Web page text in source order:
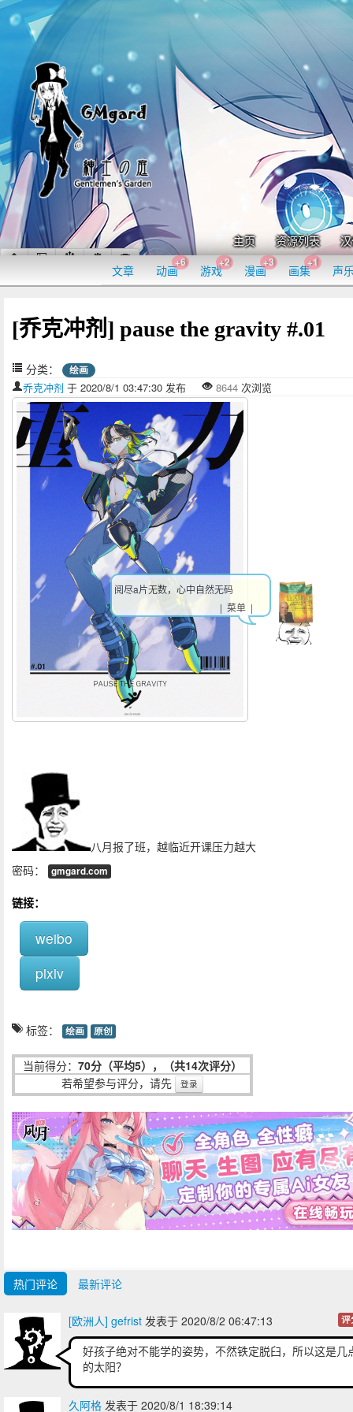
主页 资源列表
文章 动画
+6
游戏
+2
漫画
+3
画集
+1
声
[乔克冲剂] pause the gravity #.01
分类： 绘画
乔克冲剂 于 2020/8/1 03:47:30 发布 8644 次浏览
八月报了班，越临近开课压力越大
密码：
gmgard.com
链接：
weibo
pixiv
标签： 绘画 原创
当前得分： 70分（平均5），（共14次评分）
若希望参与评分，请先
登录
热门评论 最新评论
[欧洲人] gefrist 发表于 2020/8/2 06:47:13 评
好孩子绝对不能学的姿势，不然铁定脱臼，所以这是几
的太阳？
久阿格 发表于 2020/8/1 18:39:14
阅尽a片无数，心中自然无码
| 菜单 |